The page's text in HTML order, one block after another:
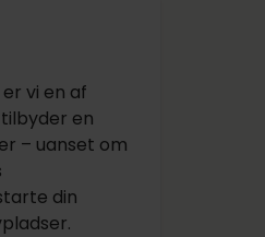
vi en af
en
– uanset om
din